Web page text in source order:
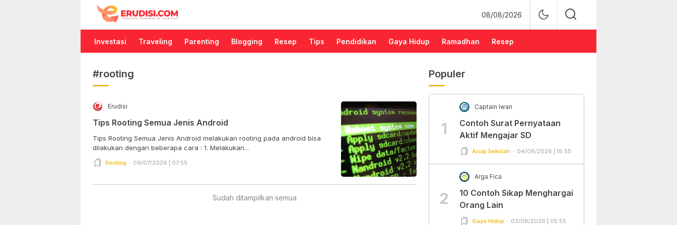
Erudisi
Temukan Jawaban dan Inspirasi
08/08/2026
Investasi Traveling Parenting Blogging Resep Tips Pendidikan Gaya Hidup Ramadhan Resep
#rooting
Erudisi
Tips Rooting Semua Jenis Android
Tips Rooting Semua Jenis Android melakukan rooting pada android bisa
dilakukan dengan beberapa cara : 1. Melakukan...
Rooting 09/07/2026 | 07:55
Sudah ditampilkan semua
Populer
1
Captain Iwan
Contoh Surat Pernyataan
Aktif Mengajar SD
Arsip Sekolah 04/08/2026 | 18:55
2
Arga Fica
10 Contoh Sikap Menghargai
Orang Lain
Gaya Hidup 03/08/2026 | 05:55